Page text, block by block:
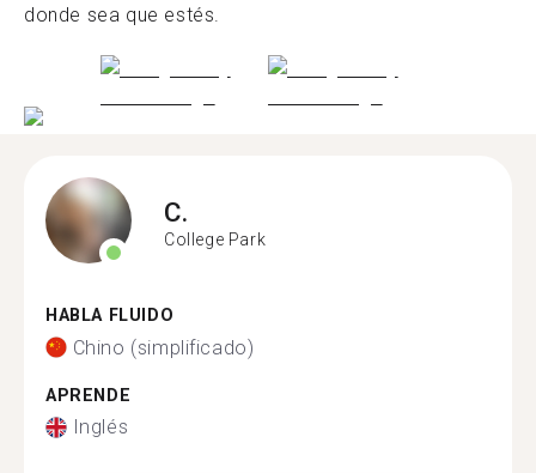
donde sea que estés.
C.
College Park
HABLA FLUIDO
Chino (simplificado)
APRENDE
Inglés